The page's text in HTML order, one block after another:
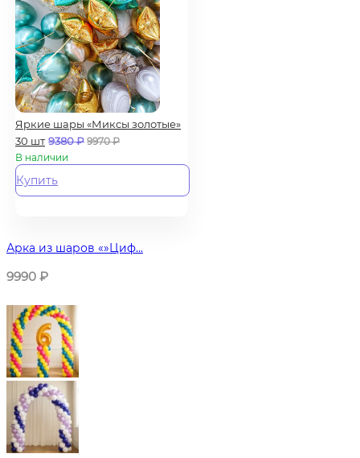
Яркие шары «Миксы золотые»
30 шт 9380₽ 9970₽
В наличии
Купить
Арка из шаров «»Циф...
9990 ₽